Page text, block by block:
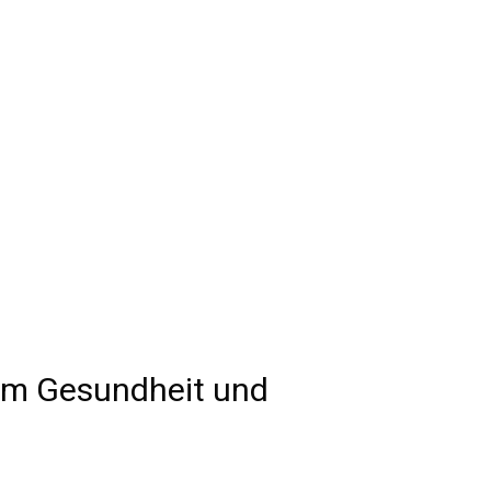
Gesundheit und